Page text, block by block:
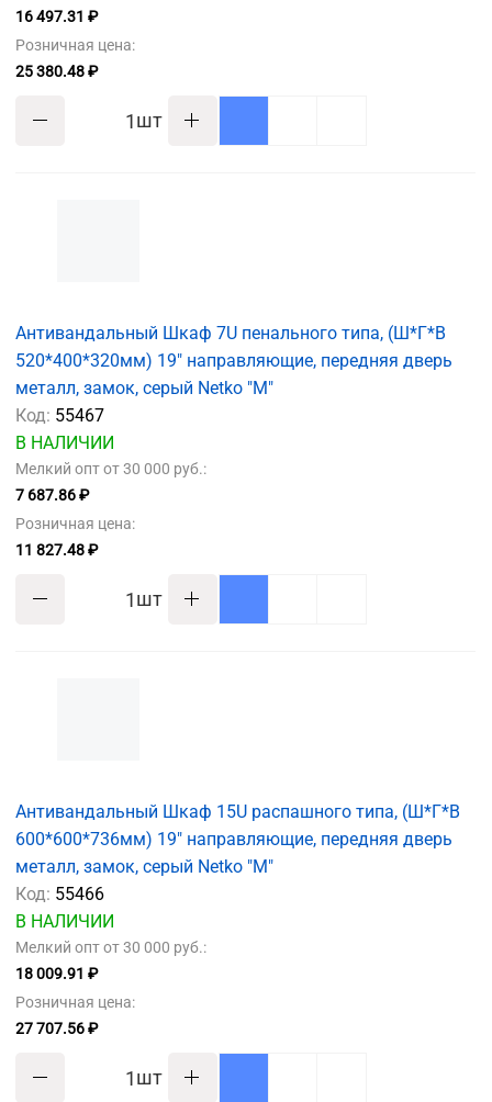
16 497.31 ₽
Розничная цена:
25 380.48 ₽
шт
Антивандальный Шкаф 7U пенального типа, (Ш*Г*В
520*400*320мм) 19" направляющие, передняя дверь
металл, замок, серый Netko "M"
Код: 55467
В НАЛИЧИИ
Мелкий опт от 30 000 руб.:
7 687.86 ₽
Розничная цена:
11 827.48 ₽
шт
Антивандальный Шкаф 15U распашного типа, (Ш*Г*В
600*600*736мм) 19" направляющие, передняя дверь
металл, замок, серый Netko "M"
Код: 55466
В НАЛИЧИИ
Мелкий опт от 30 000 руб.:
18 009.91 ₽
Розничная цена:
27 707.56 ₽
шт